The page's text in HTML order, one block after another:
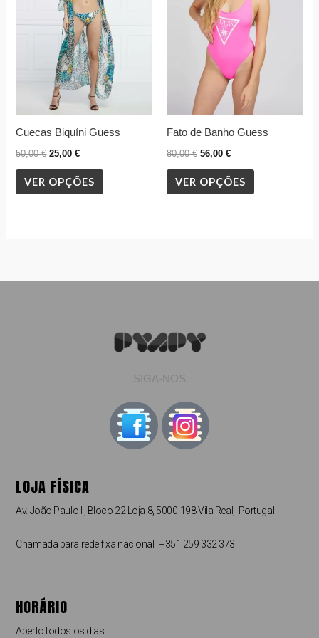
Cuecas Biquíni Guess
50,00€ 25,00€
VER OPÇÕES
variants.
The
options
may
be
chosen
on
product
page
Fato de Banho Guess
80,00€ 56,00 €
VER OPÇÕES
variants.
The
options
may
be
chosen
on
product
page
SIGA-NOS
LOJA FÍSICA
Av. João Paulo II, Bloco 22 Loja 8, 5000-198 Vila Real, Portugal
Chamada para rede fixa nacional : +351 259 332 373
HORÁRIO
Aberto todos os dias